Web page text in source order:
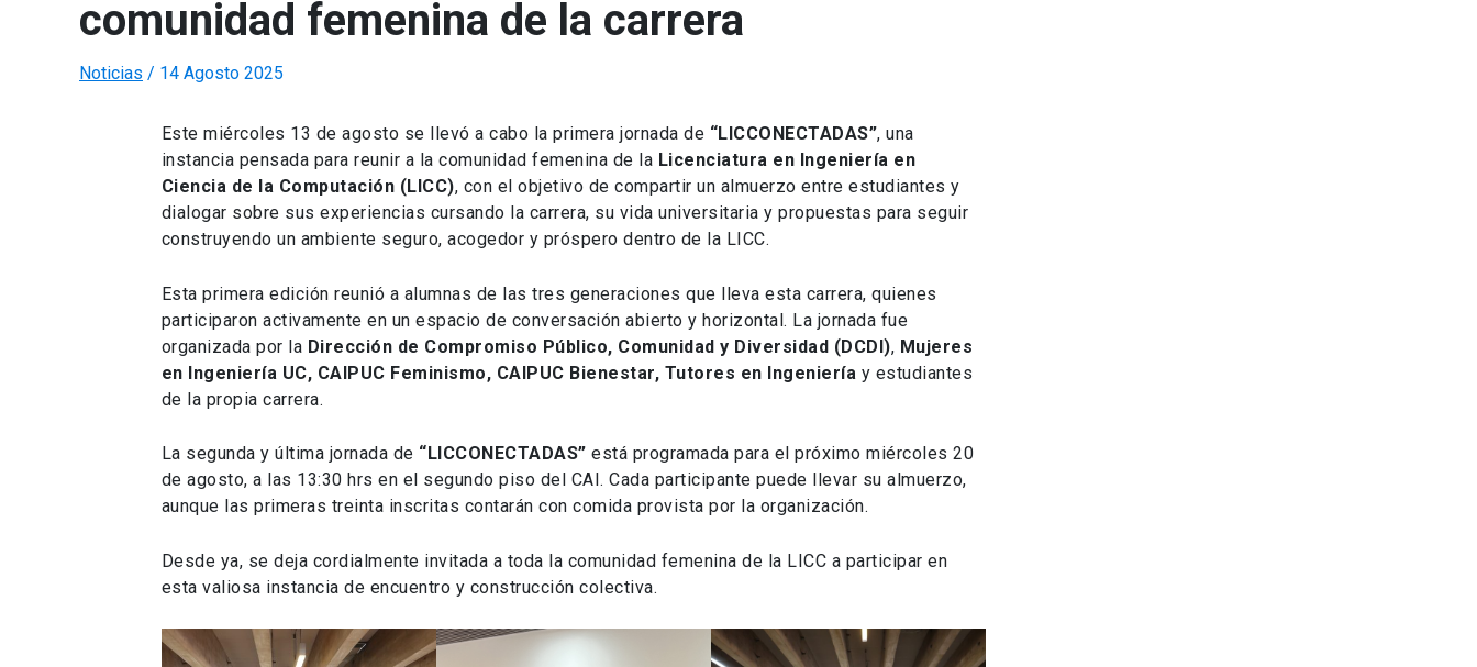
comunidad femenina de la carrera
Noticias / 14 Agosto 2025
Este miércoles 13 de agosto se llevó a cabo la primera jornada de “LICCONECTADAS”, una
instancia pensada para reunir a la comunidad femenina de la Licenciatura en Ingeniería en
Ciencia de la Computación (LICC), con el objetivo de compartir un almuerzo entre estudiantes y
dialogar sobre sus experiencias cursando la carrera, su vida universitaria y propuestas para seguir
construyendo un ambiente seguro, acogedor y próspero dentro de la LICC.
Esta primera edición reunió a alumnas de las tres generaciones que lleva esta carrera, quienes
participaron activamente en un espacio de conversación abierto y horizontal. La jornada fue
organizada por la Dirección de Compromiso Público, Comunidad y Diversidad (DCDI), Mujeres
en Ingeniería UC, CAIPUC Feminismo, CAIPUC Bienestar, Tutores en Ingeniería y estudiantes
de la propia carrera.
La segunda y última jornada de “LICCONECTADAS”está programada para el próximo miércoles 20
de agosto, a las 13:30 hrs en el segundo piso del CAI. Cada participante puede llevar su almuerzo,
aunque las primeras treinta inscritas contarán con comida provista por la organización.
Desde ya, se deja cordialmente invitada a toda la comunidad femenina de la LICC a participar en
esta valiosa instancia de encuentro y construcción colectiva.